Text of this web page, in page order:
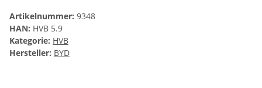
Artikelnummer: 9348
HAN: HVB 5.9
Kategorie: HVB
Hersteller: BYD